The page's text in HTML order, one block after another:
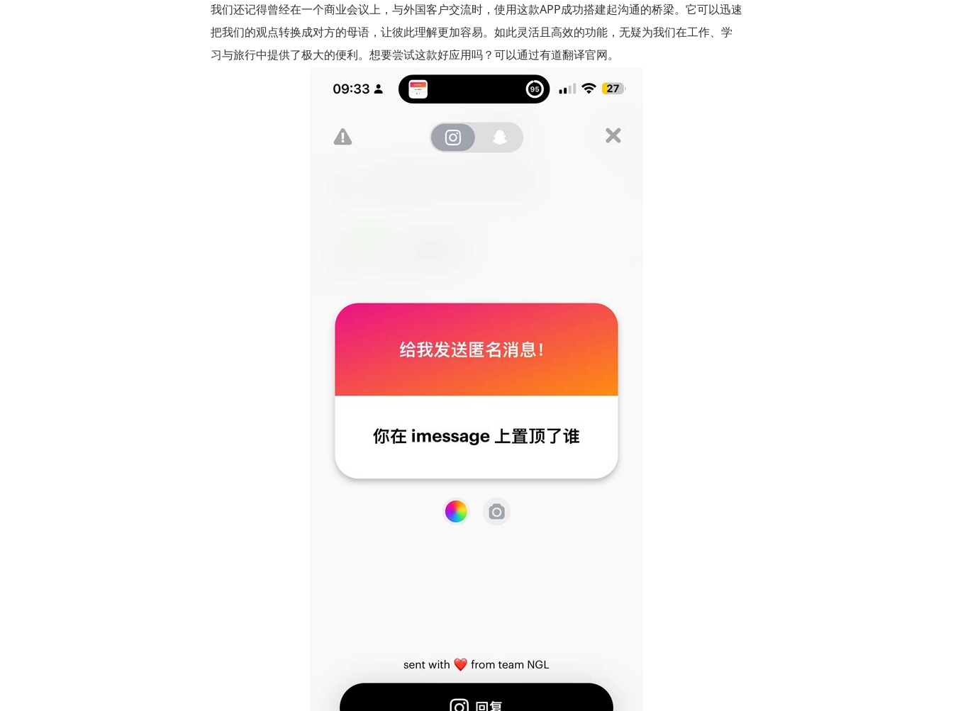
我们还记得曾经在一个商业会议上，与外国客户交流时，使用这款APP成功搭建起沟通的桥梁。它可以迅速
把我们的观点转换成对方的母语，让彼此理解更加容易。如此灵活且高效的功能，无疑为我们在工作、学
习与旅行中提供了极大的便利。想要尝试这款好应用吗？可以通过有道翻译官网。